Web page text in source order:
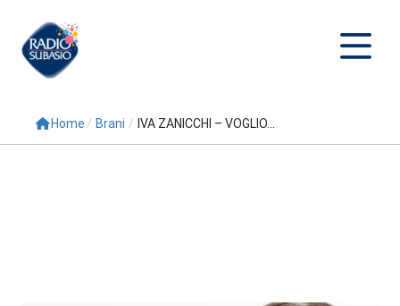
Cerca
Home / Brani / IVA ZANICCHI – VOGLIO...